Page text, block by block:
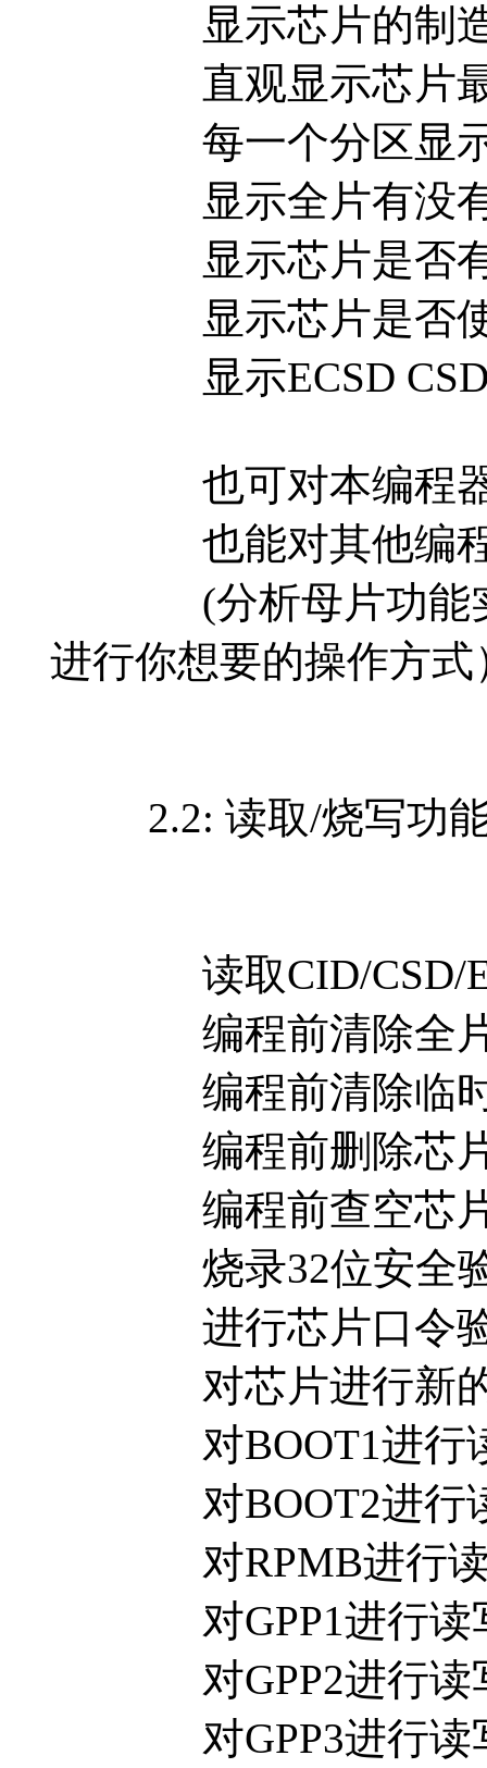
显示芯片的制造
直观显示芯片最
每一个分区显示有
显示全片有没有临
显示芯片是否有
显示芯片是否使用
显示ECSD CSD
也可对本编程器读
也能对其他编程读
(分析母片功能实现
进行你想要的操作方式
2.2: 读取/烧写功能
读取CID/CSD/
编程前清除全片
编程前清除临时
编程前删除芯
编程前查空芯
烧录32位安全验
进行芯片口令验
对芯片进行新的分
对BOOT1进行读
对BOOT2进行读
对RPMB进行读
对GPP1进行读
对GPP2进行读
对GPP3进行读